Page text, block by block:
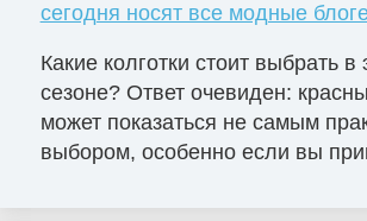
сегодня носят все модные
Какие колготки стоит выбрать в
сезоне? Ответ очевиден:
может показаться не самым
выбором, особенно если вы